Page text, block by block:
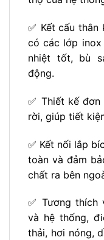
✅ Kết cấu
có các lớp inox
nhiệt tốt, bù
động.
✅ Thiết kế
rời, giúp tiết
✅ Kết nối lắp
toàn và đảm
chất ra bên
✅ Tương thích
và hệ thống,
thải, hơi nóng,